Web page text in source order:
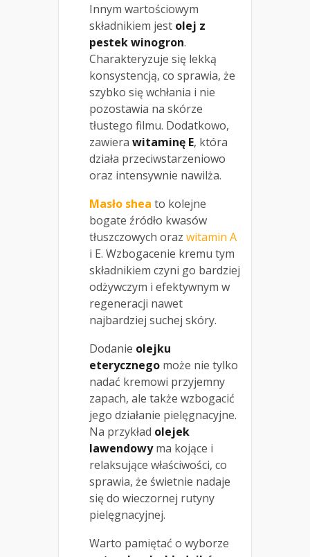
Innym wartościowym
składnikiem jest olej z
pestek winogron.
Charakteryzuje się lekką
konsystencją, co sprawia, że
szybko się wchłania i nie
pozostawia na skórze
tłustego filmu. Dodatkowo,
zawiera witaminę E, która
działa przeciwstarzeniowo
oraz intensywnie nawilża.
Masło shea to kolejne
bogate źródło kwasów
tłuszczowych oraz witamin A
i E. Wzbogacenie kremu tym
składnikiem czyni go bardziej
odżywczym i efektywnym w
regeneracji nawet
najbardziej suchej skóry.
Dodanie olejku
eterycznego może nie tylko
nadać kremowi przyjemny
zapach, ale także wzbogacić
jego działanie pielęgnacyjne.
Na przykład olejek
lawendowyma kojące i
relaksujące właściwości, co
sprawia, że świetnie nadaje
się do wieczornej rutyny
pielęgnacyjnej.
Warto pamiętać o wyborze